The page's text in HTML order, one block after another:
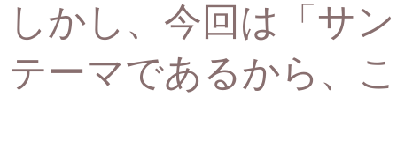
しかし、今回は「サ
テーマであるから、